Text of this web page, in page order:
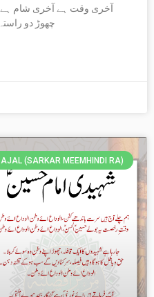
آخری وقت ہے آخری شام ہے،
چھوڑ دو
(SARKAR MEEMHINDI RA)